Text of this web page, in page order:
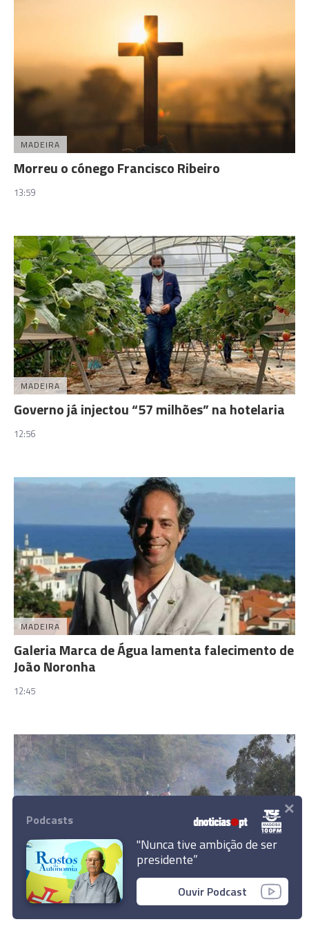
MADEIRA
Morreu o cónego Francisco Ribeiro
13:59
MADEIRA
Governo já injectou “57 milhões” na hotelaria
12:56
MADEIRA
Galeria Marca de Água lamenta falecimento de
João Noronha
12:45
CASOS DO DIA
Helicóptero combate incêndio nos Canhas
Podcasts
"Nunca tive ambição de ser
presidente”
Ouvir Podcast
×